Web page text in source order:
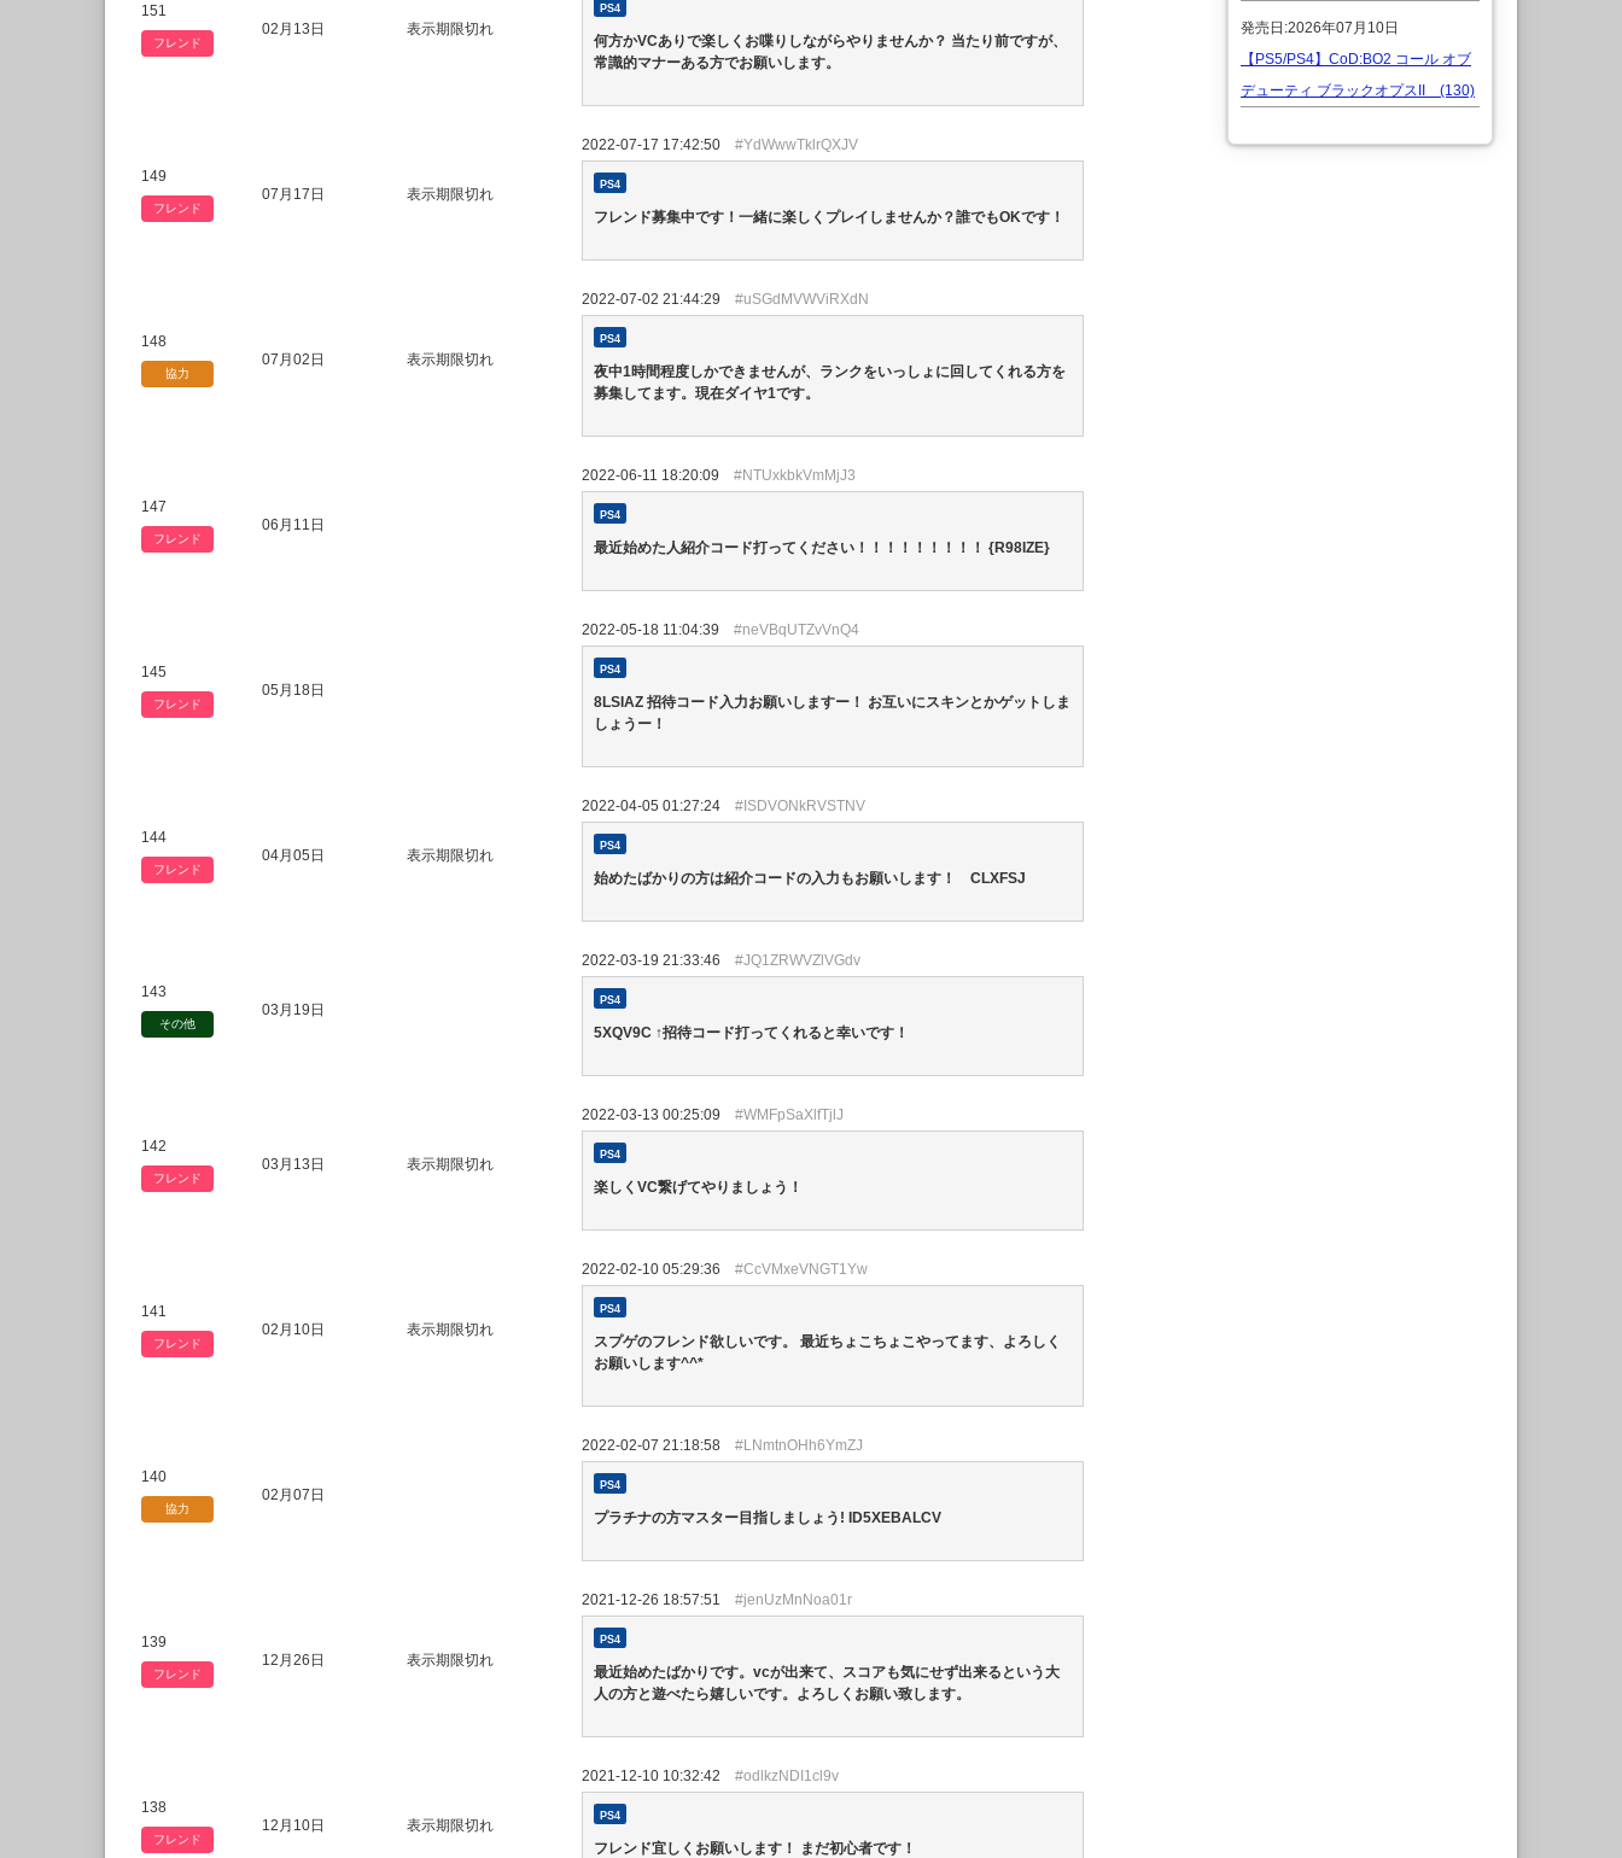
151
フレンド
02月13日 表示期限切れ
PS4
何方かVCありで楽しくお喋りしながらやりませんか？ 当たり前ですが、
常識的マナーある方でお願いします。
149
フレンド
07月17日 表示期限切れ
2022-07-17 17:42:50 #YdWwwTklrQXJV
PS4
フレンド募集中です！一緒に楽しくプレイしませんか？誰でもOKです！
148
協力
07月02日 表示期限切れ
2022-07-02 21:44:29 #uSGdMVWViRXdN
PS4
夜中1時間程度しかできませんが、ランクをいっしょに回してくれる方を
募集してます。現在ダイヤ1です。
147
フレンド
06月11日
2022-06-11 18:20:09 #NTUxkbkVmMjJ3
PS4
最近始めた人紹介コード打ってください！！！！！！！！！ {R98IZE}
145
フレンド
05月18日
2022-05-18 11:04:39 #neVBqUTZvVnQ4
PS4
8LSIAZ 招待コード入力お願いしますー！ お互いにスキンとかゲットしま
しょうー！
144
フレンド
04月05日 表示期限切れ
2022-04-05 01:27:24 #ISDVONkRVSTNV
PS4
始めたばかりの方は紹介コードの入力もお願いします！ CLXFSJ
143
その他
03月19日
2022-03-19 21:33:46 #JQ1ZRWVZlVGdv
PS4
5XQV9C ↑招待コード打ってくれると幸いです！
142
フレンド
03月13日 表示期限切れ
2022-03-13 00:25:09 #WMFpSaXlfTjlJ
PS4
楽しくVC繋げてやりましょう！
141
フレンド
02月10日 表示期限切れ
2022-02-10 05:29:36 #CcVMxeVNGT1Yw
PS4
スプゲのフレンド欲しいです。 最近ちょこちょこやってます、よろしく
お願いします^^*
140
協力
02月07日
2022-02-07 21:18:58 #LNmtnOHh6YmZJ
PS4
プラチナの方マスター目指しましょう! ID5XEBALCV
139
フレンド
12月26日 表示期限切れ
2021-12-26 18:57:51 #jenUzMnNoa01r
PS4
最近始めたばかりです。vcが出来て、スコアも気にせず出来るという大
人の方と遊べたら嬉しいです。よろしくお願い致します。
138
フレンド
12月10日 表示期限切れ
2021-12-10 10:32:42 #odlkzNDI1cl9v
PS4
フレンド宜しくお願いします！ まだ初心者です！
発売日:2026年07月10日
【PS5/PS4】CoD:BO2 コール オブ
デューティ ブラックオプスII (130)